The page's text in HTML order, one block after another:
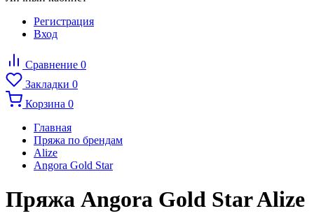
Регистрация
Вход
Сравнение 0
Закладки 0
Корзина 0
Главная
Пряжа по брендам
Alize
Angora Gold Star
Пряжа Angora Gold Star Alize